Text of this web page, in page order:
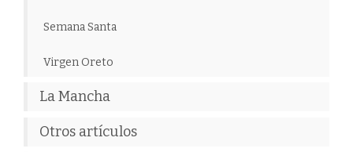
Semana Santa
Virgen Oreto
La Mancha
Otros artículos